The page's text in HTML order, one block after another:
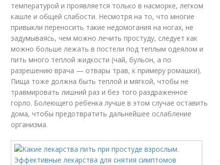
температурой и проявляется только в насморке, легком
кашле и общей слабости. Несмотря на то, что многие
привыкли переносить такие недомогания на ногах, не
задумываясь, чем можно лечить простуду, следует как
можно больше лежать в постели под теплым одеялом и
пить много теплой жидкости (чай, бульон, а по
разрешению врача — отвары трав, к примеру ромашки).
Пища тоже должна быть теплой и мягкой, чтобы не
травмировать лишний раз и без того раздраженное
горло. Болеющего ребенка лучше в этом случае оставить
дома, чтобы предотвратить дальнейшее ослабление
организма.